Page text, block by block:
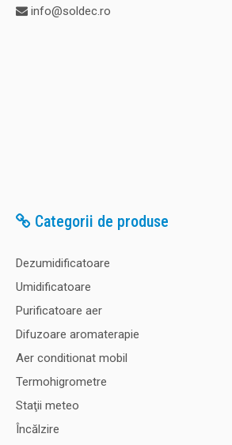
info@soldec.ro
Categorii de produse
Dezumidificatoare
Umidificatoare
Purificatoare aer
Difuzoare aromaterapie
Aer conditionat mobil
Termohigrometre
Staţii meteo
Încălzire